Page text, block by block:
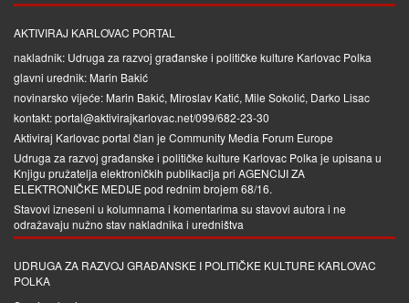
AKTIVIRAJ KARLOVAC PORTAL
nakladnik: Udruga za razvoj građanske i političke kulture Karlovac Polka
glavni urednik: Marin Bakić
novinarsko vijeće: Marin Bakić, Miroslav Katić, Mile Sokolić, Darko Lisac
kontakt: portal@aktivirajkarlovac.net/099/682-23-30
Aktiviraj Karlovac portal član je Community Media Forum Europe
Udruga za razvoj građanske i političke kulture Karlovac Polka je upisana u
Knjigu pružatelja elektroničkih publikacija pri AGENCIJI ZA
ELEKTRONIČKE MEDIJEpod rednim brojem 68/16.
Stavovi izneseni u kolumnama i komentarima su stavovi autora i ne
odražavaju nužno stav nakladnika i uredništva
UDRUGA ZA RAZVOJ GRAĐANSKE I POLITIČKE KULTURE KARLOVAC
POLKA